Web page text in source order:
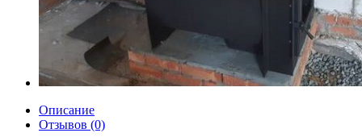
Описание
Отзывов (0)